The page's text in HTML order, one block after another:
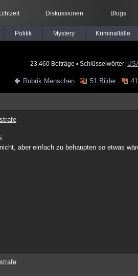
Diskussionen Blogs
Politik Mystery Kriminalfälle
23.460 Beiträge ▪ Schlüsselwörter:
Rubrik Menschen 51 Bilder
aber einfach zu behaupten so etwas